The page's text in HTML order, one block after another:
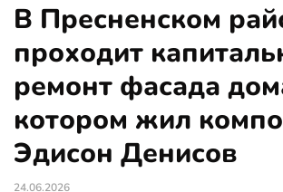
В Пресненском
проходит
ремонт фасада
котором жил
Эдисон Денисов
24.06.2026